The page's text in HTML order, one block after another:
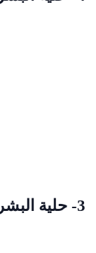
3- حلية البشر من أذكار سيد البشر